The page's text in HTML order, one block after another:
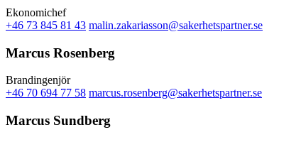
Ekonomichef
+46 73 845 81 43 malin.zakariasson@sakerhetspartner.se
Marcus Rosenberg
Brandingenjör
+46 70 694 77 58 marcus.rosenberg@sakerhetspartner.se
Marcus Sundberg